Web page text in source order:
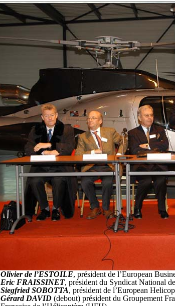
Olivier de l’ESTOILE, président de l’European
Eric FRAISSINET, président du Syndicat National
Siegfried SOBOTTA, président de l’European
Gérard DAVID(debout) président du Groupement